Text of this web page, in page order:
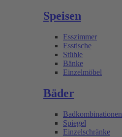
Speisen
Esszimmer
Esstische
Stühle
Bänke
Einzelmöbel
Bäder
Badkombinationen
Spiegel
Einzelschränke